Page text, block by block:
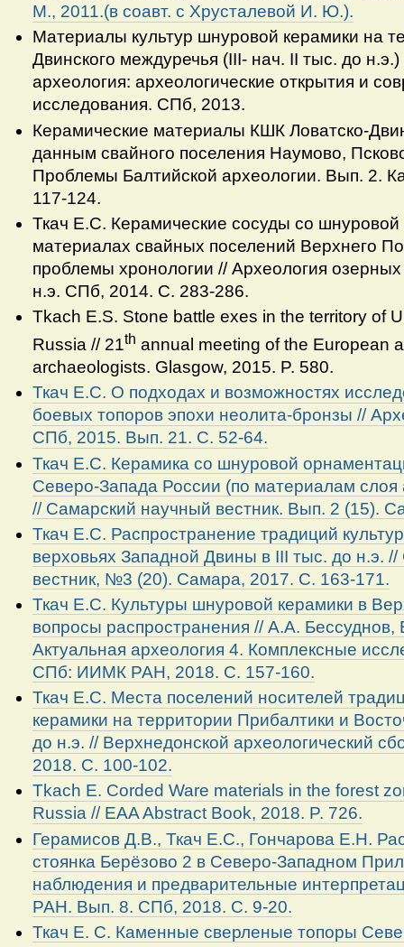
М., 2011.(в соавт. с Хрусталевой И. Ю.).
Материалы культур шнуровой керамики на
Двинского междуречья (III- нач. II тыс. до
археология: археологические открытия и
исследования. СПб, 2013.
Керамические материалы КШК Ловатско-
данным свайного поселения Наумово,
Проблемы Балтийской археологии. Вып. 2.
117-124.
Ткач Е.С. Керамические сосуды со
материалах свайных поселений Верхнего
проблемы хронологии // Археология
н.э. СПб, 2014. С. 283-286.
Tkach E.S. Stone battle exes in the territory of
Russia // 21th annual meeting of the European
archaeologists. Glasgow, 2015. P. 580.
Ткач Е.С. О подходах и возможностях
боевых топоров эпохи неолита-бронзы //
СПб, 2015. Вып. 21. С. 52-64.
Ткач Е.С. Керамика со шнуровой
Северо-Запада России (по материалам слоя
// Самарский научный вестник. Вып. 2 (15).
Ткач Е.С. Распространение традиций
верховьях Западной Двины в III тыс. до н.э.
вестник, №3 (20). Самара, 2017. С. 163-171.
Ткач Е.С. Культуры шнуровой керамики в
вопросы распространения // А.А. Бессуднов,
Актуальная археология 4. Комплексные
СПб: ИИМК РАН, 2018. С. 157-160.
Ткач Е.С. Места поселений носителей
керамики на территории Прибалтики и
до н.э. // Верхнедонской археологический
2018. С. 100-102.
Tkach E. Corded Ware materials in the forest
Russia // EAA Abstract Book, 2018. P. 726.
Герамисов Д.В., Ткач Е.С., Гончарова Е.Н.
стоянка Берёзово 2 в Северо-Западном
наблюдения и предварительные
РАН. Вып. 8. СПб, 2018. С. 9-20.
Ткач Е. С. Каменные сверленые топоры